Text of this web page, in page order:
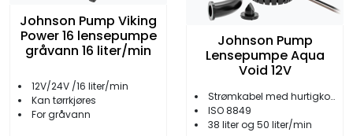
Johnson Pump Viking
Power 16 lensepumpe
gråvann 16 liter/min
12V/24V /16 liter/min
Kan tørrkjøres
For gråvann
Johnson Pump
Lensepumpe Aqua
Void 12V
Strømkabel med hurtigkontakt
ISO 8849
38 liter og 50 liter/min